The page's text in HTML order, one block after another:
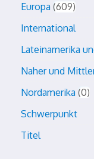
Europa 609
International
Lateinamerika
Naher und
Nordamerika 0
Schwerpunkt
Titel